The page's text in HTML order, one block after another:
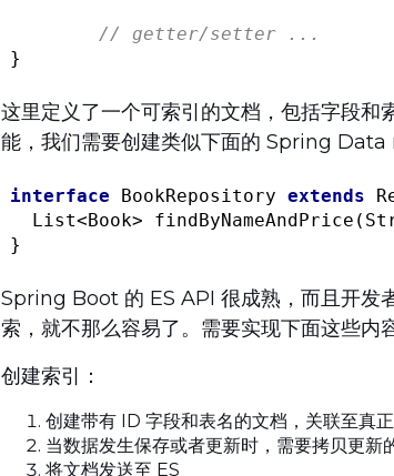
// getter/setter ...
这里定义了一个可索引的文档，包括字段和
能，我们需要创建类似下面的 Spring Data
interface BookRepository extends
List<Book> findByNameAndPrice
Spring Boot 的 ES API 很成熟，而且开发
索，就不那么容易了。需要实现下面这些内
创建索引：
创建带有 ID 字段和表名的文档，关联至真
当数据发生保存或者更新时，需要拷贝更新
将文档发送至 ES